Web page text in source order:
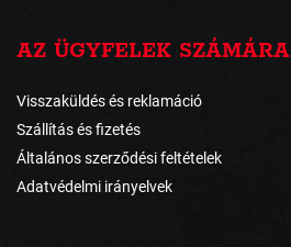
AZ ÜGYFELEK SZÁMÁRA
Visszaküldés és reklamáció
Szállítás és fizetés
Általános szerződési feltételek
Adatvédelmi irányelvek